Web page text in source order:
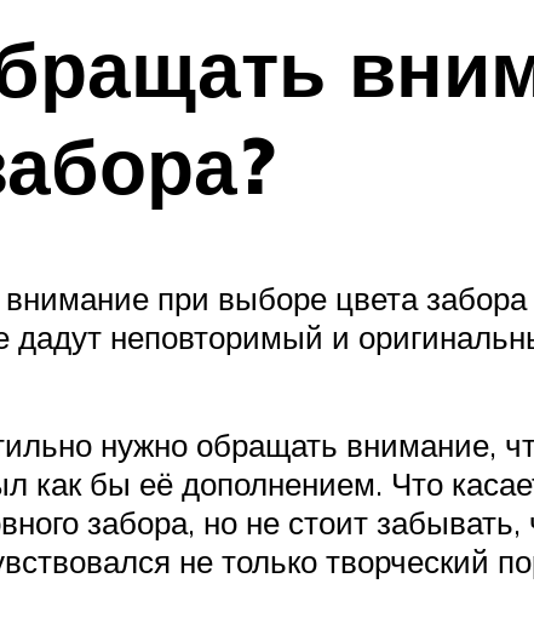
при выборе цвета
неповторимый и
нужно обращать внимание,
как бы её дополнением. Что
забора, но не стоит
не только творческий